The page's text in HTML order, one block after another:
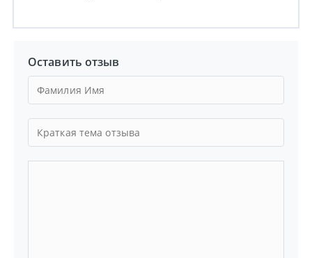
Оставить отзыв